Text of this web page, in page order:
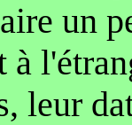
un
leur